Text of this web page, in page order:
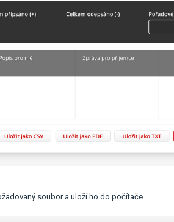
soubor a uloží ho do počítače.